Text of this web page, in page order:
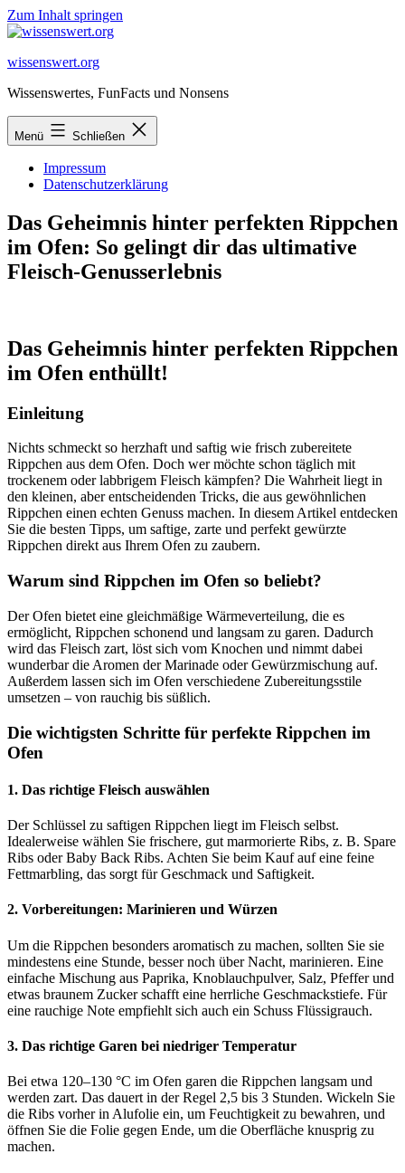
Zum Inhalt springen
wissenswert.org
Wissenswertes, FunFacts und Nonsens
Menü Schließen
Impressum
Datenschutzerklärung
Das Geheimnis hinter perfekten Rippchen
im Ofen: So gelingt dir das ultimative
Fleisch-Genusserlebnis
Das Geheimnis hinter perfekten Rippchen
im Ofen enthüllt!
Einleitung
Nichts schmeckt so herzhaft und saftig wie frisch zubereitete
Rippchen aus dem Ofen. Doch wer möchte schon täglich mit
trockenem oder labbrigem Fleisch kämpfen? Die Wahrheit liegt in
den kleinen, aber entscheidenden Tricks, die aus gewöhnlichen
Rippchen einen echten Genuss machen. In diesem Artikel entdecken
Sie die besten Tipps, um saftige, zarte und perfekt gewürzte
Rippchen direkt aus Ihrem Ofen zu zaubern.
Warum sind Rippchen im Ofen so beliebt?
Der Ofen bietet eine gleichmäßige Wärmeverteilung, die es
ermöglicht, Rippchen schonend und langsam zu garen. Dadurch
wird das Fleisch zart, löst sich vom Knochen und nimmt dabei
wunderbar die Aromen der Marinade oder Gewürzmischung auf.
Außerdem lassen sich im Ofen verschiedene Zubereitungsstile
umsetzen – von rauchig bis süßlich.
Die wichtigsten Schritte für perfekte Rippchen im
Ofen
1. Das richtige Fleisch auswählen
Der Schlüssel zu saftigen Rippchen liegt im Fleisch selbst.
Idealerweise wählen Sie frischere, gut marmorierte Ribs, z. B. Spare
Ribs oder Baby Back Ribs. Achten Sie beim Kauf auf eine feine
Fettmarbling, das sorgt für Geschmack und Saftigkeit.
2. Vorbereitungen: Marinieren und Würzen
Um die Rippchen besonders aromatisch zu machen, sollten Sie sie
mindestens eine Stunde, besser noch über Nacht, marinieren. Eine
einfache Mischung aus Paprika, Knoblauchpulver, Salz, Pfeffer und
etwas braunem Zucker schafft eine herrliche Geschmackstiefe. Für
eine rauchige Note empfiehlt sich auch ein Schuss Flüssigrauch.
3. Das richtige Garen bei niedriger Temperatur
Bei etwa 120–130 °C im Ofen garen die Rippchen langsam und
werden zart. Das dauert in der Regel 2,5 bis 3 Stunden. Wickeln Sie
die Ribs vorher in Alufolie ein, um Feuchtigkeit zu bewahren, und
öffnen Sie die Folie gegen Ende, um die Oberfläche knusprig zu
machen.